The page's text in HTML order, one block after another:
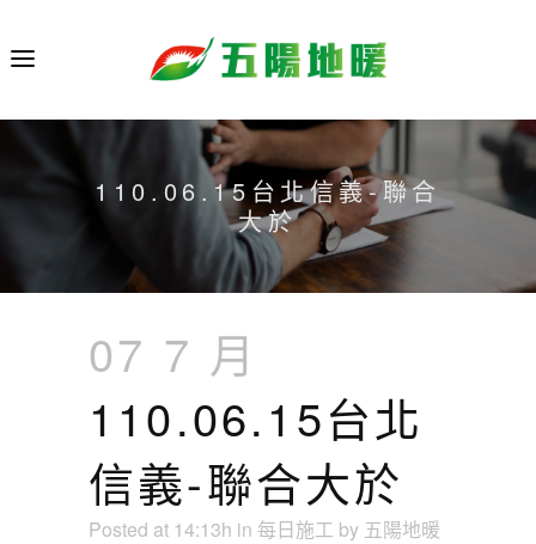
110.06.15台北信義-聯合
大於
07 7 月
110.06.15台北
信義-聯合大於
Posted at 14:13h in 每日施工 by 五陽地暖